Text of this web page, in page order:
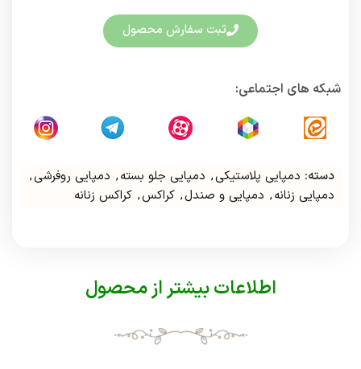
ثبت سفارش محصول
شبکه های اجتماعی:
دسته: دمپایی پلاستیکی, دمپایی جلو بسته, دمپایی روفرشی,
دمپایی زنانه, دمپایی و صندل, کراکس, کراکس زنانه
اطلاعات بیشتر از محصول